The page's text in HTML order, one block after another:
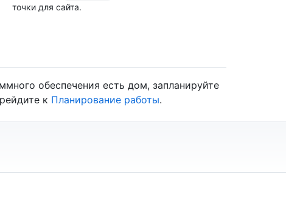
точки для сайта.
обеспечения есть дом, запланируйте
к Планирование работы.